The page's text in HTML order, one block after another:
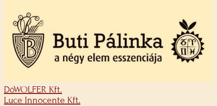
DöWOLFER Kft.
Luce Innocente Kft.